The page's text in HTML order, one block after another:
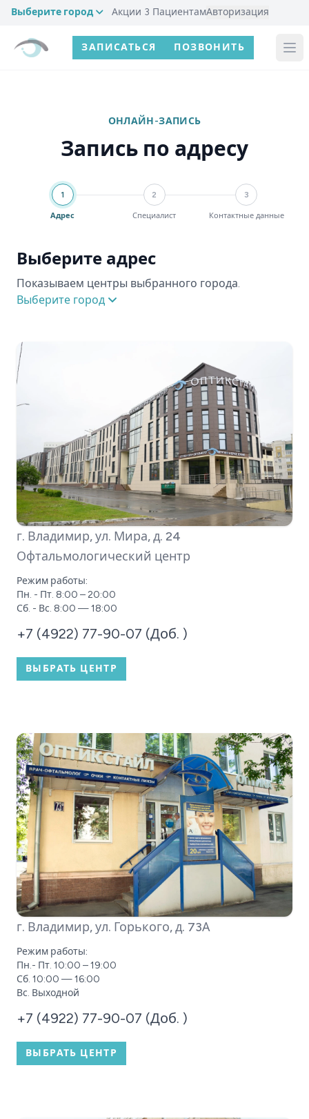
Выберите город Акции 3 ПациентамАвторизация
ЗАПИСАТЬСЯ ПОЗВОНИТЬ
ОНЛАЙН-ЗАПИСЬ
Запись по адресу
1
Адрес
2
Специалист
3
Контактные данные
Выберите адрес
Показываем центры выбранного города.
Выберите город
г. Владимир, ул. Мира, д. 24
Офтальмологический центр
Режим работы:
Пн. - Пт. 8:00 – 20:00
Сб. - Вс. 8:00 — 18:00
+7 (4922) 77-90-07 (Доб. )
ВЫБРАТЬ ЦЕНТР
г. Владимир, ул. Горького, д. 73А
Режим работы:
Пн.- Пт. 10:00 – 19:00
Сб. 10:00 — 16:00
Вс. Выходной
+7 (4922) 77-90-07 (Доб. )
ВЫБРАТЬ ЦЕНТР